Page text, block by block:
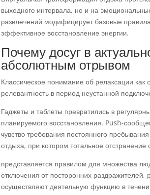
выходного интервала, но и на
развлечений модифицирует базовые
эффективное восстановление энергии.
Почему досуг в
абсолютным отрывом
Классическое понимание об релаксации как
релевантность в период неустанной
Гаджеты и таблеты превратились в
планируемого восстановления. Push-
чувство требования постоянного
отдыха, при котором тотальное
представляется правилом для множества
отключения от посторонних раздражителей,
осуществляют деятельную функцию в